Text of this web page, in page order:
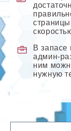
В запасе
админ-
ним
нужную